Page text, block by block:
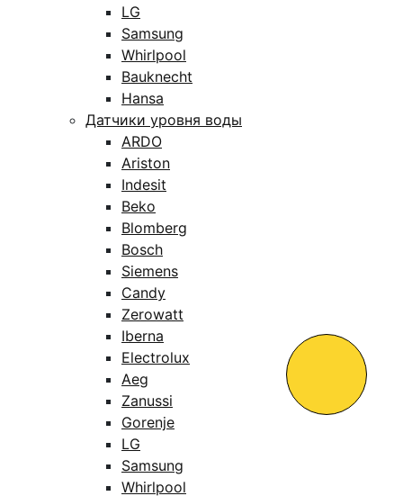
LG
Samsung
Whirlpool
Bauknecht
Hansa
Датчики уровня воды
ARDO
Ariston
Indesit
Beko
Blomberg
Bosch
Siemens
Candy
Zerowatt
Iberna
Electrolux
Aeg
Zanussi
Gorenje
LG
Samsung
Whirlpool